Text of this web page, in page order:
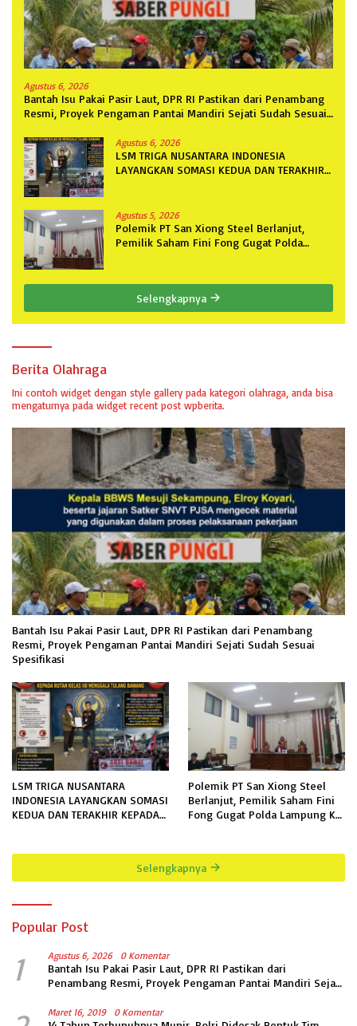
Agustus 6, 2026
Bantah Isu Pakai Pasir Laut, DPR RI Pastikan dari Penambang
Resmi, Proyek Pengaman Pantai Mandiri Sejati Sudah Sesuai
Agustus 6, 2026
LSM TRIGA NUSANTARA INDONESIA
LAYANGKAN SOMASI KEDUA DAN TERAKHIR
Agustus 5, 2026
Polemik PT San Xiong Steel Berlanjut,
Pemilik Saham Fini Fong Gugat Polda
Selengkapnya
Berita Olahraga
Ini contoh widget dengan style gallery pada kategori olahraga, anda bisa
mengaturnya pada widget recent post wpberita.
Bantah Isu Pakai Pasir Laut, DPR RI Pastikan dari Penambang
Resmi, Proyek Pengaman Pantai Mandiri Sejati Sudah Sesuai
Spesifikasi
LSM TRIGA NUSANTARA
INDONESIA LAYANGKAN SOMASI
KEDUA DAN TERAKHIR KEPADA
INFORMASI PUBLIK
Polemik PT San Xiong Steel
Berlanjut, Pemilik Saham Fini
Fong Gugat Polda Lampung Ke
Selengkapnya
Popular Post
1 Agustus 6, 2026 0 Komentar
Bantah Isu Pakai Pasir Laut, DPR RI Pastikan dari
Penambang Resmi, Proyek Pengaman Pantai Mandiri Sejati
Maret 16, 2019 0 Komentar